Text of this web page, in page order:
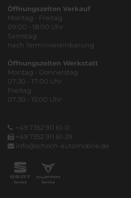
Öffnungszeiten Verkauf
Montag - Freitag
09:00 - 18:00 Uhr
Samstag
nach Terminvereinbarung
Öffnungszeiten Werkstatt
Montag - Donnerstag
07:30 - 17:00 Uhr
Freitag
07:30 - 15:00 Uhr
+49 7352 911 61-0
+49 7352 911 61-29
info@schoch-automobile.de